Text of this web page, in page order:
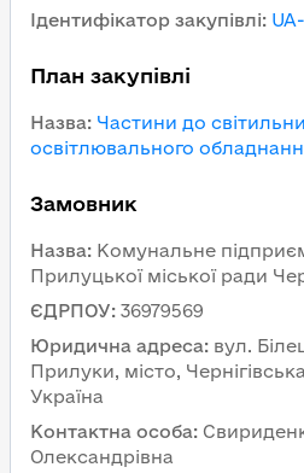
Ідентифікатор закупівлі:
План закупівлі
Назва: Частини до
освітлювального
Замовник
Назва: Комунальне
Прилуцької міської ради
ЄДРПОУ: 36979569
Юридична адреса: вул.
Прилуки, місто,
Україна
Контактна особа:
Олександрівна